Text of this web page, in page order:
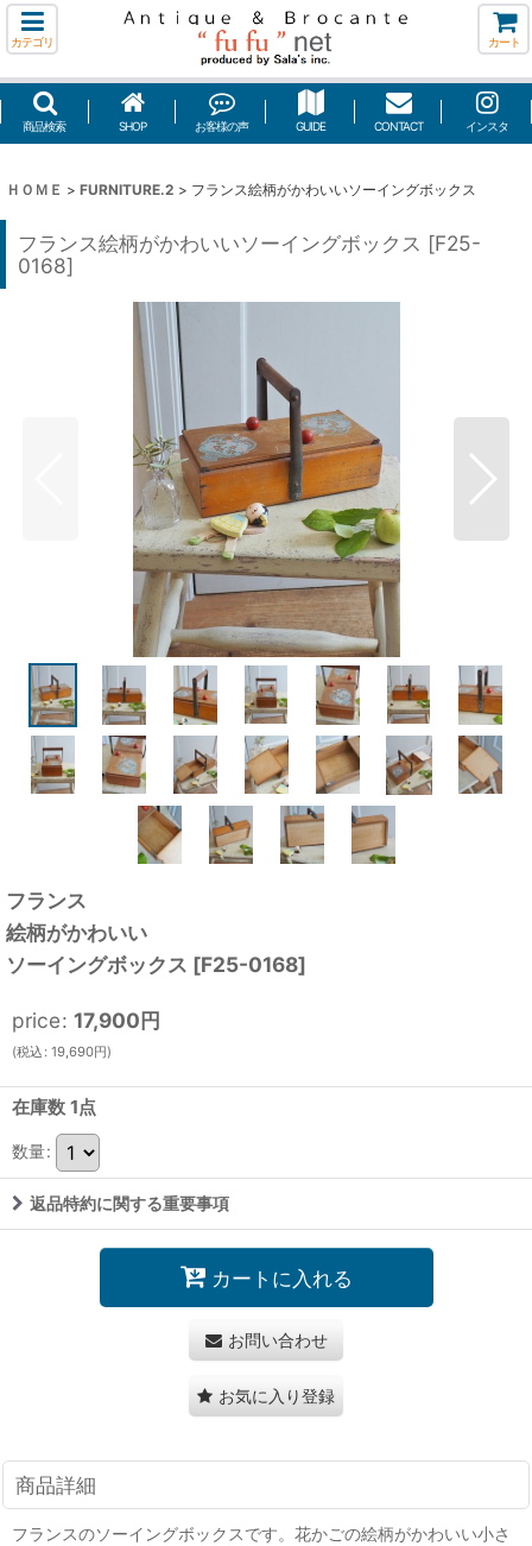
カテゴリ カート
商品検索 SHOP お客様の声 GUIDE CONTACT インスタ
ＨＯＭＥ > FURNITURE.2 > フランス絵柄がかわいいソーイングボックス
フランス絵柄がかわいいソーイングボックス [F25-
0168]
フランス
絵柄がかわいい
ソーイングボックス [F25-0168]
price: 17,900円
(税込 : 19,690円)
在庫数 1点
数量:
返品特約に関する重要事項
カートに入れる
お問い合わせ
お気に入り登録
商品詳細
フランスのソーイングボックスです。花かごの絵柄がかわいい小さ